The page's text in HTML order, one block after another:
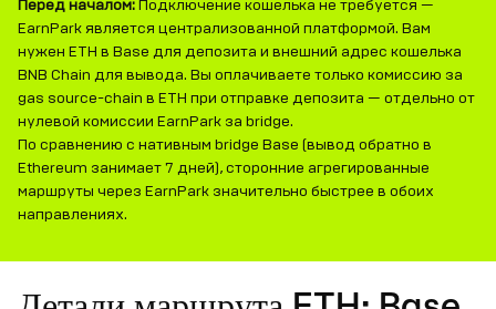
Перед началом:Подключение кошелька не требуется —
EarnPark является централизованной платформой. Вам
нужен ETH в Base для депозита и внешний адрес кошелька
BNB Chain для вывода. Вы оплачиваете только комиссию за
gas source-chain в ETH при отправке депозита — отдельно от
нулевой комиссии EarnPark за bridge.
По сравнению с нативным bridge Base (вывод обратно в
Ethereum занимает 7 дней), сторонние агрегированные
маршруты через EarnPark значительно быстрее в обоих
направлениях.